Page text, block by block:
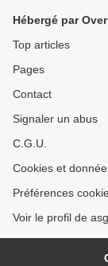
Hébergé par
Top articles
Pages
Contact
Signaler un abus
C.G.U.
Cookies et
Préférences
Voir le profil de